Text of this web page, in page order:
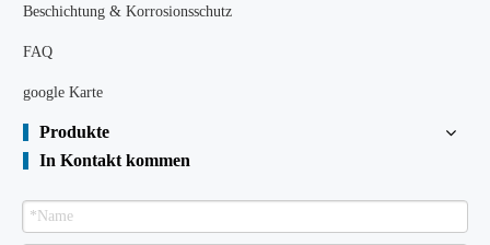
Beschichtung & Korrosionsschutz
FAQ
google Karte
Produkte
In Kontakt kommen